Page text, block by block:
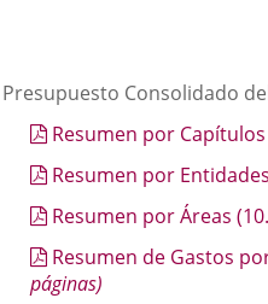
Presupuesto Consolidado
Resumen por Capítulos
Resumen por Entidades
Resumen por Áreas
Resumen de Gastos
páginas)